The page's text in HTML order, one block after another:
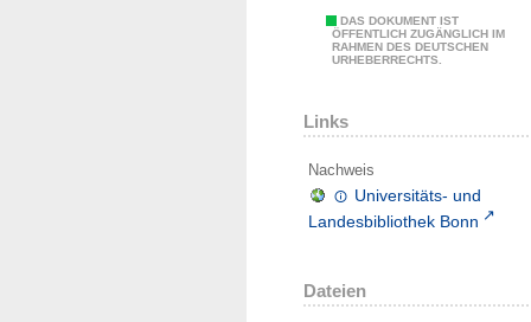
DAS DOKUMENT IST
ÖFFENTLICH ZUGÄNGLICH IM
RAHMEN DES DEUTSCHEN
URHEBERRECHTS.
Links
Nachweis
Universitäts- und
Landesbibliothek Bonn
Dateien